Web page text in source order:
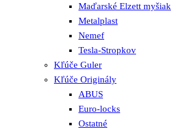
Maďarské Elzett myšiak
Metalplast
Nemef
Tesla-Stropkov
Kľúče Guler
Kľúče Originály
ABUS
Euro-locks
Ostatné